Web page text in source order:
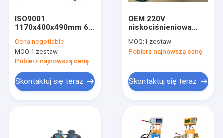
ISO9001
1170x400x490mm 6-
gazu LPG 308V 4KW
Cena:negotiable
MOQ:1 zestaw
Pobierz najnowszą cenę
Skontaktuj się teraz
OEM 220V
niskociśnieniowa
gazu LPG 2KW
MOQ:1 zestaw
Pobierz najnowszą cenę
Skontaktuj się teraz